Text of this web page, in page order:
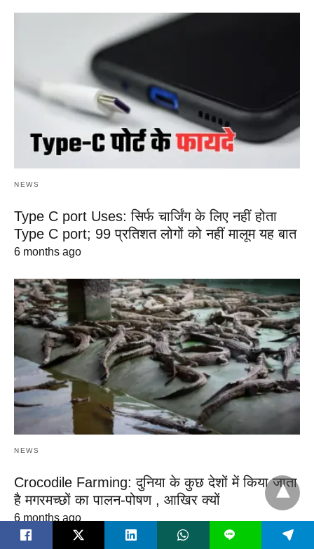
NEWS
Type C port Uses: सिर्फ चार्जिंग के लिए नहीं होता
Type C port; 99 प्रतिशत लोगों को नहीं मालूम यह बात
6 months ago
NEWS
Crocodile Farming: दुनिया के कुछ देशों में किया जाता
है मगरमच्छों का पालन-पोषण , आखिर क्यों
6 months ago
L